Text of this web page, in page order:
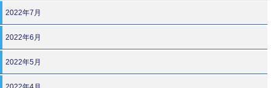
2022年7月
2022年6月
2022年5月